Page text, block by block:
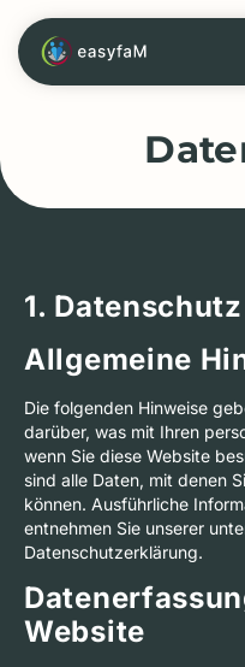
1.
Allgemeine
Die folgenden Hinweise
darüber, was mit Ihren
wenn Sie diese Website
sind alle Daten, mit denen
können. Ausführliche
entnehmen Sie unserer
Datenschutzerklärung.
Website